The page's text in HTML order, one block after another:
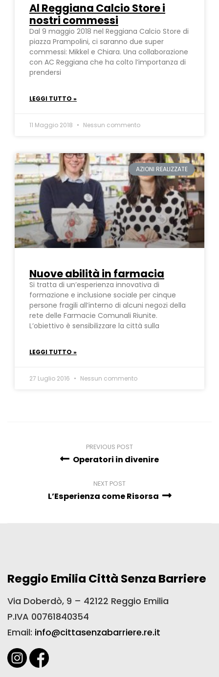
Al Reggiana Calcio Store i
nostri commessi
Dal 9 maggio 2018 nel Reggiana Calcio Store di
piazza Prampolini, ci saranno due super
commessi: Mikkel e Chiara. Una collaborazione
con AC Reggiana che ha colto l’importanza di
prendersi
LEGGI TUTTO »
11 Maggio 2018 Nessun commento
AZIONI REALIZZATE
Nuove abilità in farmacia
Si tratta di un’esperienza innovativa di
formazione e inclusione sociale per cinque
persone fragili all’interno di alcuni negozi della
rete delle Farmacie Comunali Riunite.
L’obiettivo è sensibilizzare la città sulla
LEGGI TUTTO »
27 Luglio 2016 Nessun commento
PREVIOUS POST
Operatori in divenire
NEXT POST
L’Esperienza come Risorsa
Reggio Emilia Città Senza Barriere
Via Doberdò, 9 – 42122 Reggio Emilia
P.IVA 00761840354
Email: info@cittasenzabarriere.re.it